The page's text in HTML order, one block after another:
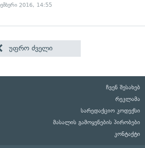
2016, 14:55
უფრო ძველი
ჩვენ შესახებ
რეკლამა
სარედაქციო კოდექსი
მასალის გამოყენების პირობები
კონტაქტი